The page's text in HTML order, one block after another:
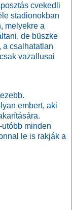
cvekedli
stadionokban
melyekre a
de büszke
a csalhatatlan
vazallusai
embert, aki
minden
le is rakják a